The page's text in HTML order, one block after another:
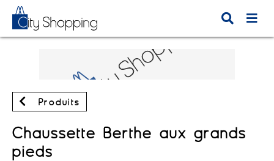
Produits
Chaussette Berthe aux grands
pieds